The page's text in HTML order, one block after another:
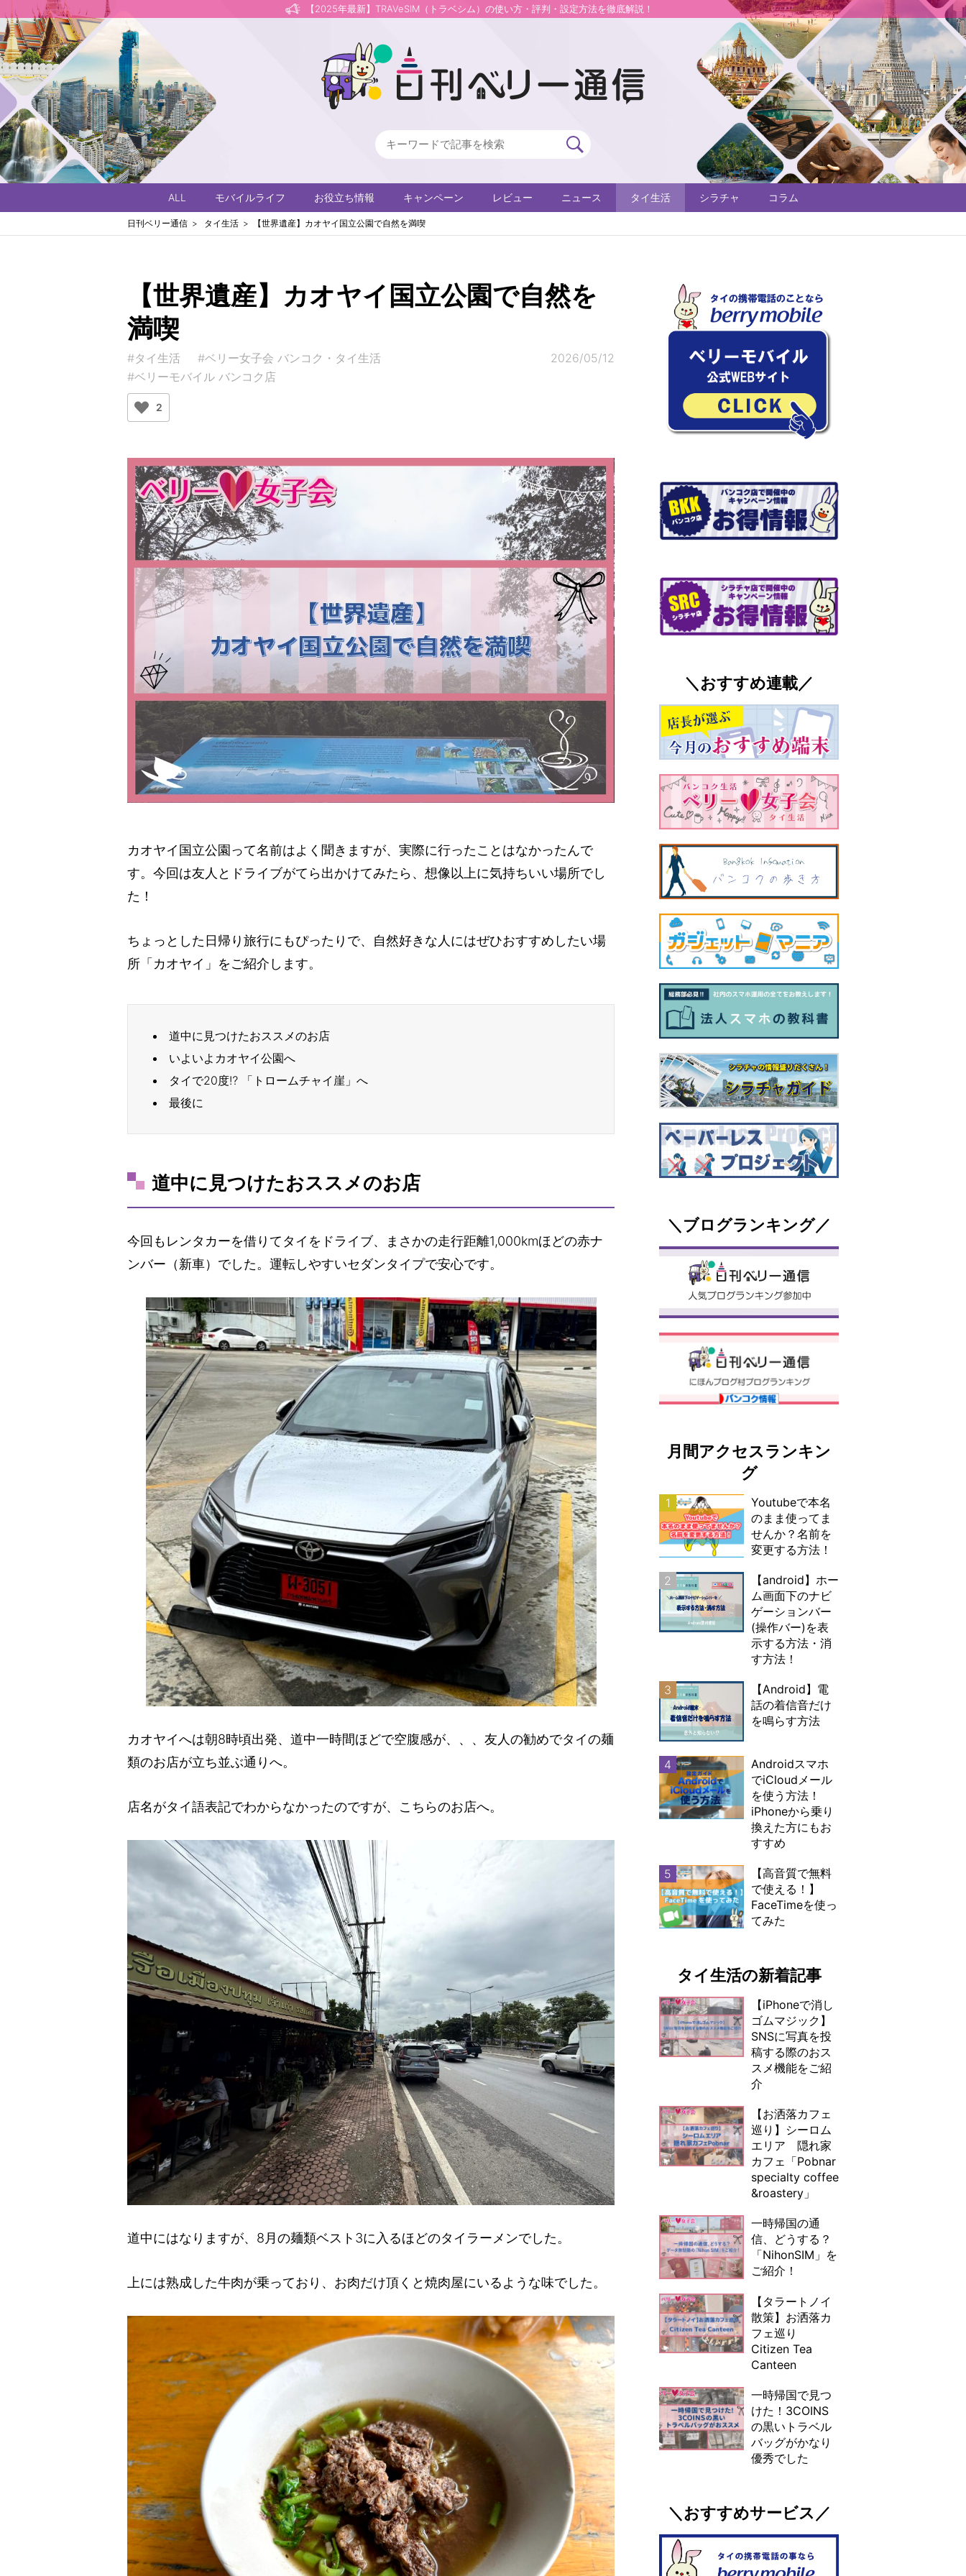
【2025年最新】TRAVeSIM（トラベシム）の使い方・評判・設定方法を徹底解説！
ALL モバイルライフ お役立ち情報 キャンペーン レビュー ニュース タイ生活 シラチャ コラム
日刊ベリー通信 タイ生活 【世界遺産】カオヤイ国立公園で自然を満喫
【世界遺産】カオヤイ国立公園で自然を
満喫
#タイ生活
#ベリー女子会 バンコク・タイ生活
#ベリーモバイル バンコク店
2026/05/12
2
カオヤイ国立公園って名前はよく聞きますが、実際に行ったことはなかったんで
す。今回は友人とドライブがてら出かけてみたら、想像以上に気持ちいい場所でし
た！
ちょっとした日帰り旅行にもぴったりで、自然好きな人にはぜひおすすめしたい場
所「カオヤイ」をご紹介します。
道中に見つけたおススメのお店
いよいよカオヤイ公園へ
タイで20度⁉ 「トロームチャイ崖」へ
最後に
道中に見つけたおススメのお店
今回もレンタカーを借りてタイをドライブ、まさかの走行距離1,000kmほどの赤ナ
ンバー（新車）でした。運転しやすいセダンタイプで安心です。
カオヤイへは朝8時頃出発、道中一時間ほどで空腹感が、、、友人の勧めでタイの麺
類のお店が立ち並ぶ通りへ。
店名がタイ語表記でわからなかったのですが、こちらのお店へ。
道中にはなりますが、8月の麺類ベスト3に入るほどのタイラーメンでした。
上には熟成した牛肉が乗っており、お肉だけ頂くと焼肉屋にいるような味でした。
＼おすすめ連載／
＼ブログランキング／
月間アクセスランキン
グ
1
Youtubeで本名
のまま使ってま
せんか？名前を
変更する方法！
2
【android】ホー
ム画面下のナビ
ゲーションバー
(操作バー)を表
示する方法・消
す方法！
3
【Android】電
話の着信音だけ
を鳴らす方法
4
Androidスマホ
でiCloudメール
を使う方法！
iPhoneから乗り
換えた方にもお
すすめ
5
【高音質で無料
で使える！】
FaceTimeを使っ
てみた
タイ生活の新着記事
【iPhoneで消し
ゴムマジック】
SNSに写真を投
稿する際のおス
スメ機能をご紹
介
【お洒落カフェ
巡り】シーロム
エリア 隠れ家
カフェ「Pobnar
specialty coffee
&roastery」
一時帰国の通
信、どうする？
「NihonSIM」を
ご紹介！
【タラートノイ
散策】お洒落カ
フェ巡り
Citizen Tea
Canteen
一時帰国で見つ
けた！3COINS
の黒いトラベル
バッグがかなり
優秀でした
＼おすすめサービス／